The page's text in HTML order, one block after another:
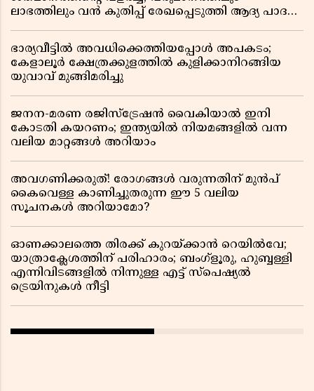
ലാഭത്തിലും വൻ കുതിപ്പ് രേഖപ്പെടുത്തി ആദ്യ പാദ
ഭാര്യവീട്ടിൽ അവധിക്കെത്തിയപ്പോൾ അപകടം;
കേളാലൂർ ക്ഷേത്രക്കുളത്തിൽ കുളിക്കാനിറങ്ങിയ
യുവാവ് മുങ്ങിമരിച്ചു
ജനന-മരണ രജിസ്ട്രേഷൻ വൈകിയാൽ ഇനി
കോടതി കയറണം; ഇന്ത്യയിൽ നിയമങ്ങളിൽ വന്ന
വലിയ മാറ്റങ്ങൾ അറിയാം
അവഗണിക്കരുത്! രോഗങ്ങൾ വരുന്നതിന് മുൻപ്
കൈവെള്ള കാണിച്ചുതരുന്ന ഈ 5 വലിയ
സൂചനകൾ അറിയാമോ?
ഓണക്കാലത്തെ തിരക്ക് കുറയ്ക്കാൻ റെയിൽവേ;
യാത്രാക്ലേശത്തിന് പരിഹാരം; ബംഗ്ളൂരു, ഹുബ്ബള്ളി
എന്നിവിടങ്ങളിൽ നിന്നുള്ള എട്ട് സ്പെഷ്യൽ
ട്രെയിനുകൾ നീട്ടി